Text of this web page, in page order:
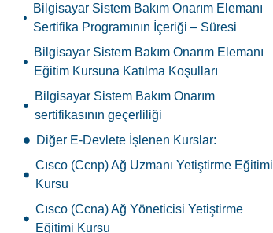
Bilgisayar Sistem Bakım Onarım Elemanı
Sertifika Programının İçeriği – Süresi
Bilgisayar Sistem Bakım Onarım Elemanı
Eğitim Kursuna Katılma Koşulları
Bilgisayar Sistem Bakım Onarım
sertifikasının geçerliliği
Diğer E-Devlete İşlenen Kurslar:
Cısco (Ccnp) Ağ Uzmanı Yetiştirme Eğitimi
Kursu
Cısco (Ccna) Ağ Yöneticisi Yetiştirme
Eğitimi Kursu